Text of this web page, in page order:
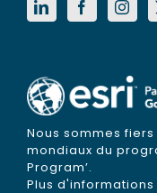
Nous sommes
mondiaux du
Program’.
Plus d'informations